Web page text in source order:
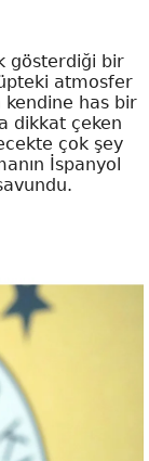
gösterdiği bir
atmosfer
kendine has bir
dikkat çeken
çok şey
İspanyol